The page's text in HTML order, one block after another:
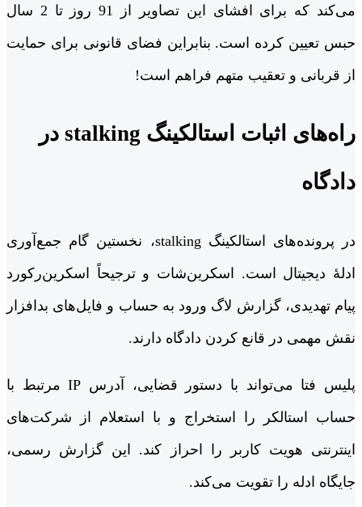
می‌کند که برای افشای این تصاویر از 91 روز تا 2 سال
حبس تعیین کرده است. بنابراین فضای قانونی برای حمایت
از قربانی و تعقیب متهم فراهم است!
راه‌های اثبات استالکینگ stalking در
دادگاه
در پرونده‌های استالکینگ stalking، نخستین گام جمع‌آوری
ادلۀ دیجیتال است. اسکرین‌شات و ترجیحاً اسکرین‌رکورد
پیام تهدیدی، گزارش لاگ ورود به حساب و فایل‌های بدافزار
نقش مهمی در قانع کردن دادگاه دارند.
پلیس فتا می‌تواند با دستور قضایی، آدرس IP مرتبط با
حساب استالکر را استخراج و با استعلام از شرکت‌های
اینترنتی هویت کاربر را احراز کند. این گزارش رسمی،
جایگاه ادله را تقویت می‌کند.